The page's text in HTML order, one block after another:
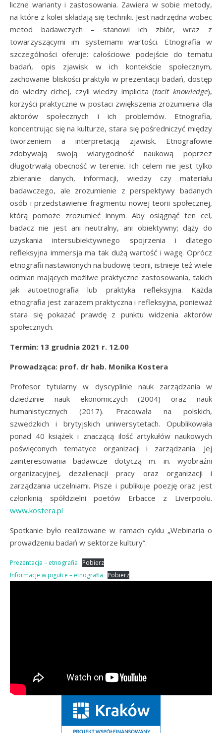
liczne warianty i zastosowania. Zawiera w sobie metody,
na które z kolei składają się techniki. Jest nadrzędna wobec
metod badawczych – stanowi ich zbiór, wraz z
towarzyszącymi im systemami wartości. Etnografia w
szczególności oferuje: całościowe podejście do tematu
badań, opis zjawisk w ich kontekście społecznym,
zachowanie bliskości praktyki w prezentacji badań, dostęp
do wiedzy cichej, czyli wiedzy implicita (tacit knowledge),
korzyści praktyczne w postaci zwiększenia zrozumienia dla
aktorów społecznych i ich problemów. Etnografia,
koncentrując się na kulturze, stara się pośredniczyć między
tworzeniem a interpretacją zjawisk. Etnografowie
zdobywają swoją wiarygodność naukową poprzez
długotrwałą obecność w terenie. Ich celem nie jest tylko
zbieranie danych, informacji, wiedzy czy materiału
badawczego, ale zrozumienie z perspektywy badanych
osób i przedstawienie fragmentu nowej teorii społecznej,
którą pomoże zrozumieć innym. Aby osiągnąć ten cel,
badacz nie jest ani neutralny, ani obiektywny; dąży do
uzyskania intersubiektywnego spojrzenia i dlatego
refleksyjna immersja ma tak dużą wartość i wagę. Oprócz
etnografii nastawionych na budowę teorii, istnieje też wiele
odmian mających możliwe praktyczne zastosowania, takich
jak autoetnografia lub praktyka refleksyjna. Każda
etnografia jest zarazem praktyczna i refleksyjna, ponieważ
stara się pokazać prawdę z punktu widzenia aktorów
społecznych.
Termin: 13 grudnia 2021 r. 12.00
Prowadząca: prof. dr hab. Monika Kostera
Profesor tytularny w dyscyplinie nauk zarządzania w
dziedzinie nauk ekonomiczych (2004) oraz nauk
humanistycznych (2017). Pracowała na polskich,
szwedzkich i brytyjskich uniwersytetach. Opublikowała
ponad 40 książek i znaczącą ilość artykułów naukowych
poświęconych tematyce organizacji i zarządzania. Jej
zainteresowania badawcze dotyczą m. in. wyobraźni
organizacyjnej, dezalienacji pracy oraz organizacji i
zarządzania uczelniami. Pisze i publikuje poezję oraz jest
członkinią spółdzielni poetów Erbacce z Liverpoolu.
www.kostera.pl
Spotkanie było realizowane w ramach cyklu „Webinaria o
prowadzeniu badań w sektorze kultury”.
Prezentacja – etnografia
Pobierz
Informacje w pigułce – etnografia
Pobierz